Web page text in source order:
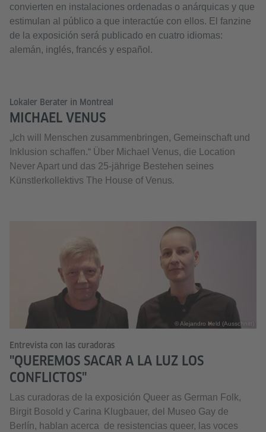
convierten en instalaciones ordenadas o anárquicas y que
estimulan al público a que interactúe con ellos. El fanzine
de la exposición será publicado en cuatro idiomas:
alemán, inglés, francés y español.
Lokaler Berater in Montreal
MICHAEL VENUS
„Ich will Menschen zusammenbringen, Gemeinschaft und
Inklusion schaffen.“ Über Michael Venus, die Location
Never Apart und das 25-jährige Bestehen seines
Künstlerkollektivs The House of Venus.
© Alejandro Held (Ausschnitt)
Entrevista con las curadoras
"QUEREMOS SACAR A LA LUZ LOS
CONFLICTOS"
Las curadoras de la exposición Queer as German Folk,
Birgit Bosold y Carina Klugbauer, del Museo Gay de
Berlín, hablan acerca de resistencias queer, las voces